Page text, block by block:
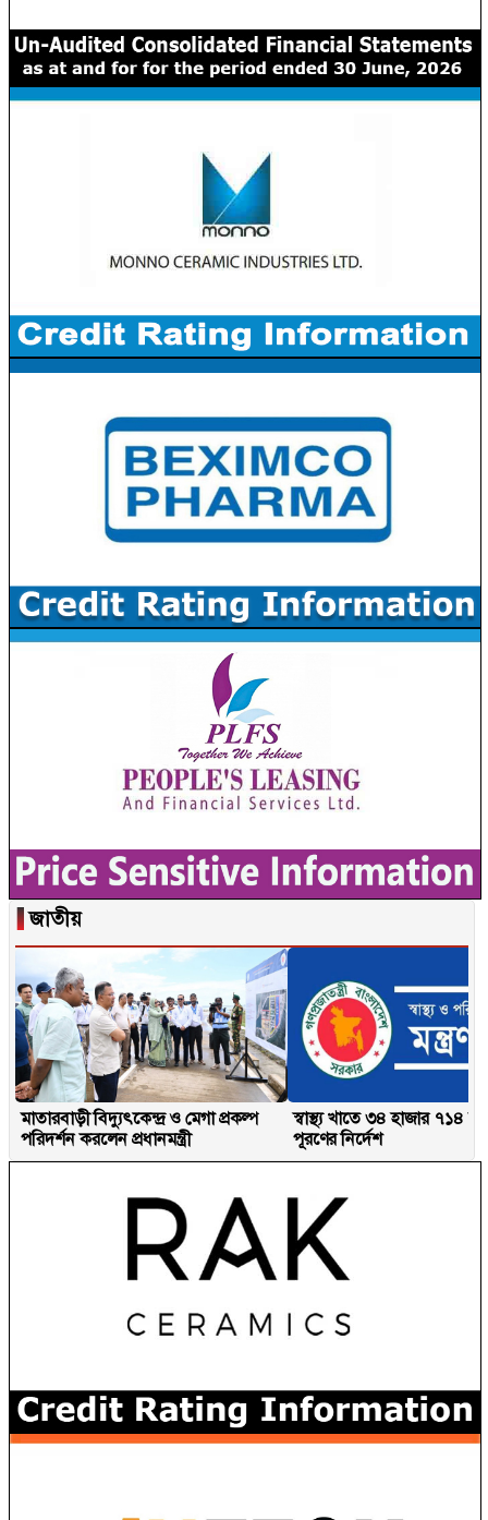
▐জাতীয়
মাতারবাড়ী বিদ্যুৎকেন্দ্র ও মেগা প্রকল্প
পরিদর্শন করলেন প্রধানমন্ত্রী
স্বাস্থ্য খাতে ৩৪ হাজার ৭১৪
পূরণের নির্দেশ